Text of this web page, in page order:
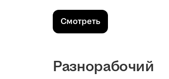
Смотреть
Разнорабочий